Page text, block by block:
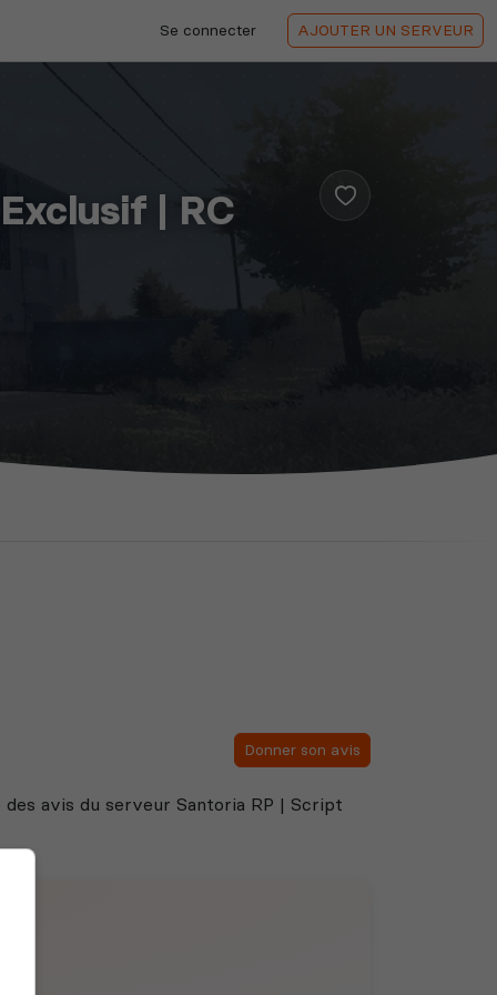
Se connecter AJOUTER UN SERVEUR
| RC
Donner son avis
avis du serveur Santoria RP | Script